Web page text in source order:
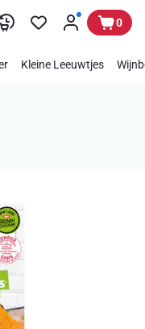
0
Kleine Leeuwtjes